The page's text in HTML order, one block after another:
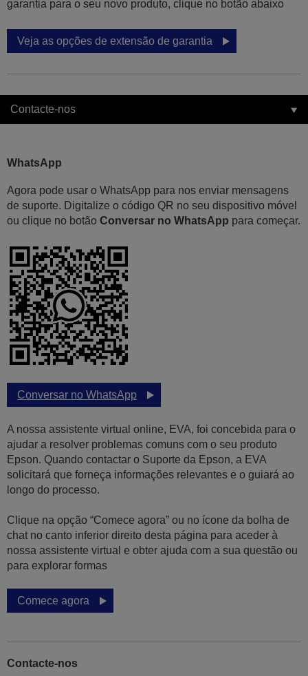
garantia para o seu novo produto, clique no botão abaixo
Veja as opções de extensão de garantia
Contacte-nos
WhatsApp
Agora pode usar o WhatsApp para nos enviar mensagens
de suporte. Digitalize o código QR no seu dispositivo móvel
ou clique no botão Conversar no WhatsApp para começar.
Conversar no WhatsApp
A nossa assistente virtual online, EVA, foi concebida para o
ajudar a resolver problemas comuns com o seu produto
Epson. Quando contactar o Suporte da Epson, a EVA
solicitará que forneça informações relevantes e o guiará ao
longo do processo.
Clique na opção “Comece agora” ou no ícone da bolha de
chat no canto inferior direito desta página para aceder à
nossa assistente virtual e obter ajuda com a sua questão ou
para explorar formas
Comece agora
Contacte-nos